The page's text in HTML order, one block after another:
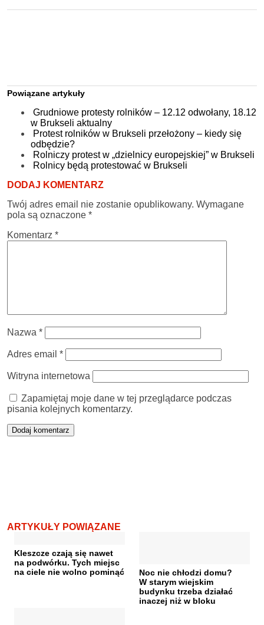
Powiązane artykuły
Grudniowe protesty rolników – 12.12 odwołany, 18.12
w Brukseli aktualny
Protest rolników w Brukseli przełożony – kiedy się
odbędzie?
Rolniczy protest w „dzielnicy europejskiej” w Brukseli
Rolnicy będą protestować w Brukseli
DODAJ KOMENTARZ
Twój adres email nie zostanie opublikowany. Wymagane
pola są oznaczone *
Komentarz *
Nazwa *
Adres email *
Witryna internetowa
Zapamiętaj moje dane w tej przeglądarce podczas
pisania kolejnych komentarzy.
ARTYKUŁY POWIĄZANE
Kleszcze czają się nawet
na podwórku. Tych miejsc
na ciele nie wolno pominąć
Noc nie chłodzi domu?
W starym wiejskim
budynku trzeba działać
inaczej niż w bloku